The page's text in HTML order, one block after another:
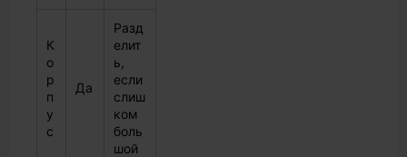
К
о
р
п
у
с
Да
Разд
елит
ь,
если
слиш
ком
боль
шой